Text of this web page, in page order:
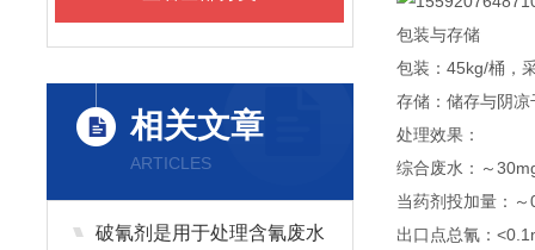
相关文章
ARTICLES
破氰剂是用于处理含氰废水
包装与存储
包装：45kg/桶，
存储：储存与阴
处理效果：
综合废水：～
当药剂投加量：
出口点总氰：